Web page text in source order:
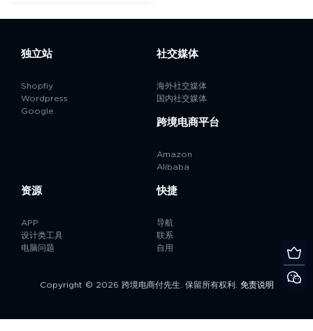
独立站
Shopfiy
Wordpress
Google
社交媒体
海外社交媒体
国内社交媒体
跨境电商平台
Amazon
Alibaba
资源
APP
设计类工具
电脑问题
快捷
导航
联系
自用
Copyright © 2026 跨境电商付先生. 保留所有权利. 免责说明